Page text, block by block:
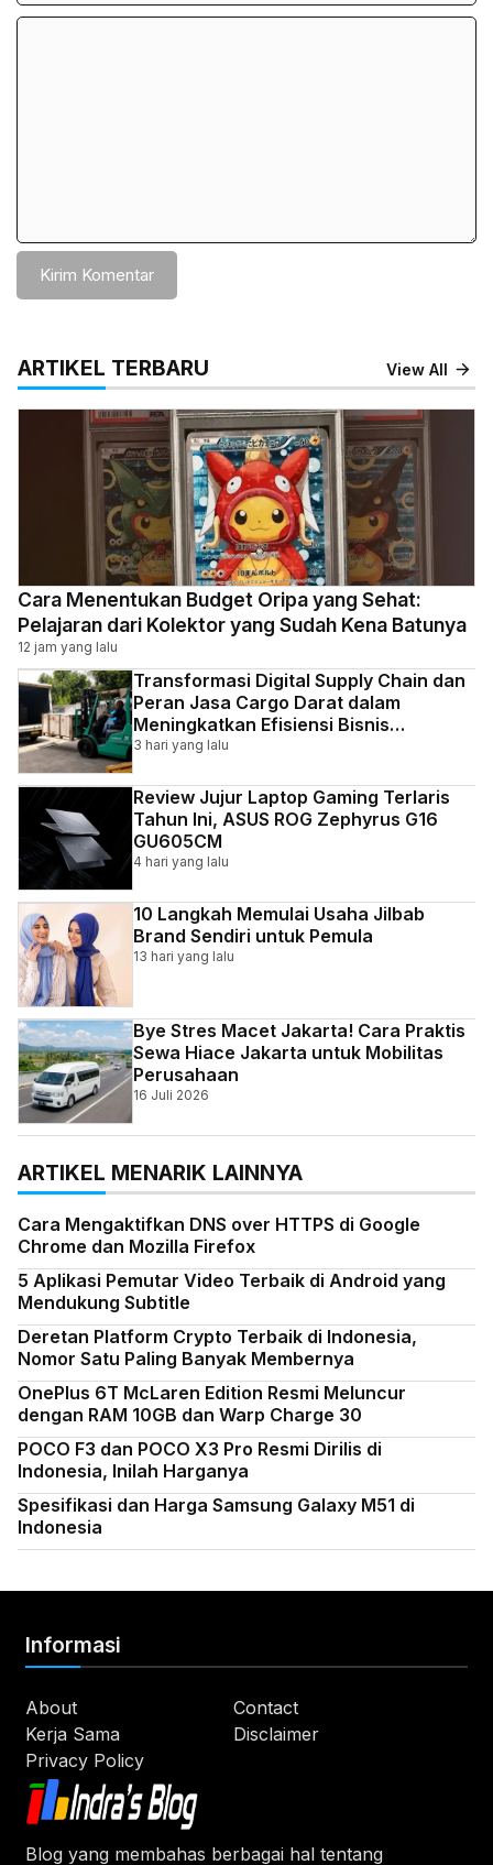
Komentar
ARTIKEL TERBARU View All
Cara Menentukan Budget Oripa yang Sehat:
Pelajaran dari Kolektor yang Sudah Kena Batunya
12 jam yang lalu
Transformasi Digital Supply Chain dan
Peran Jasa Cargo Darat dalam
Meningkatkan Efisiensi Bisnis
Indonesia
3 hari yang lalu
Review Jujur Laptop Gaming Terlaris
Tahun Ini, ASUS ROG Zephyrus G16
GU605CM
4 hari yang lalu
10 Langkah Memulai Usaha Jilbab
Brand Sendiri untuk Pemula
13 hari yang lalu
Bye Stres Macet Jakarta! Cara Praktis
Sewa Hiace Jakarta untuk Mobilitas
Perusahaan
16 Juli 2026
ARTIKEL MENARIK LAINNYA
Cara Mengaktifkan DNS over HTTPS di Google
Chrome dan Mozilla Firefox
5 Aplikasi Pemutar Video Terbaik di Android yang
Mendukung Subtitle
Deretan Platform Crypto Terbaik di Indonesia,
Nomor Satu Paling Banyak Membernya
OnePlus 6T McLaren Edition Resmi Meluncur
dengan RAM 10GB dan Warp Charge 30
POCO F3 dan POCO X3 Pro Resmi Dirilis di
Indonesia, Inilah Harganya
Spesifikasi dan Harga Samsung Galaxy M51 di
Indonesia
Blog yang membahas berbagai hal tentang
Informasi
About
Contact
Kerja Sama
Disclaimer
Privacy Policy